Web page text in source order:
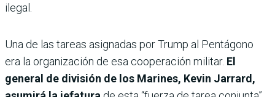
ilegal.
Una de las tareas asignadas por Trump al Pentágono
era la organización de esa cooperación militar. El
general de división de los Marines, Kevin Jarrard,